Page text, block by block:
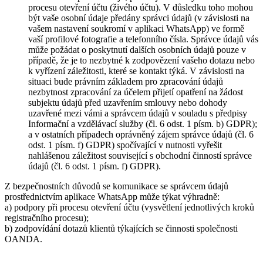
procesu otevření účtu (živého účtu). V důsledku toho mohou
být vaše osobní údaje předány správci údajů (v závislosti na
vašem nastavení soukromí v aplikaci WhatsApp) ve formě
vaší profilové fotografie a telefonního čísla. Správce údajů vás
může požádat o poskytnutí dalších osobních údajů pouze v
případě, že je to nezbytné k zodpovězení vašeho dotazu nebo
k vyřízení záležitosti, které se kontakt týká. V závislosti na
situaci bude právním základem pro zpracování údajů
nezbytnost zpracování za účelem přijetí opatření na žádost
subjektu údajů před uzavřením smlouvy nebo dohody
uzavřené mezi vámi a správcem údajů v souladu s předpisy
Informační a vzdělávací služby (čl. 6 odst. 1 písm. b) GDPR);
a v ostatních případech oprávněný zájem správce údajů (čl. 6
odst. 1 písm. f) GDPR) spočívající v nutnosti vyřešit
nahlášenou záležitost související s obchodní činností správce
údajů (čl. 6 odst. 1 písm. f) GDPR).
Z bezpečnostních důvodů se komunikace se správcem údajů
prostřednictvím aplikace WhatsApp může týkat výhradně:
a) podpory při procesu otevření účtu (vysvětlení jednotlivých kroků
registračního procesu);
b) zodpovídání dotazů klientů týkajících se činnosti společnosti
OANDA.